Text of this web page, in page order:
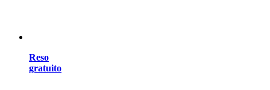
Reso
gratuito